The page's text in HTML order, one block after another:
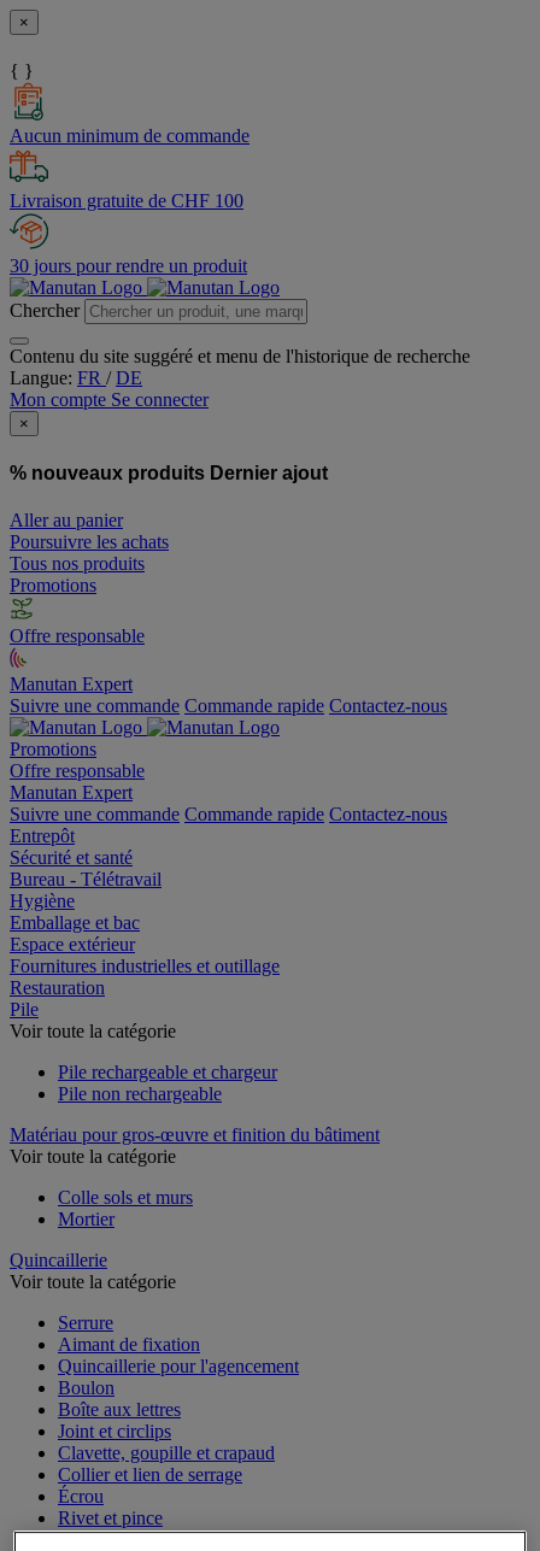
×
{ }
Aucun minimum de commande
Livraison gratuite de CHF 100
30 jours pour rendre un produit
Chercher
Contenu du site suggéré et menu de l'historique de recherche
Langue: FR /DE
Mon compte Se connecter
×
% nouveaux produits Dernier ajout
Aller au panier
Poursuivre les achats
Tous nos produits
Promotions
Offre responsable
Manutan Expert
Suivre une commande Commande rapide Contactez-nous
Promotions
Offre responsable
Manutan Expert
Suivre une commande Commande rapide Contactez-nous
Entrepôt
Sécurité et santé
Bureau - Télétravail
Hygiène
Emballage et bac
Espace extérieur
Fournitures industrielles et outillage
Restauration
Pile
Voir toute la catégorie
Pile rechargeable et chargeur
Pile non rechargeable
Matériau pour gros-œuvre et finition du bâtiment
Voir toute la catégorie
Colle sols et murs
Mortier
Quincaillerie
Voir toute la catégorie
Serrure
Aimant de fixation
Quincaillerie pour l'agencement
Boulon
Boîte aux lettres
Joint et circlips
Clavette, goupille et crapaud
Collier et lien de serrage
Écrou
Rivet et pince
Pieds de mise à niveau